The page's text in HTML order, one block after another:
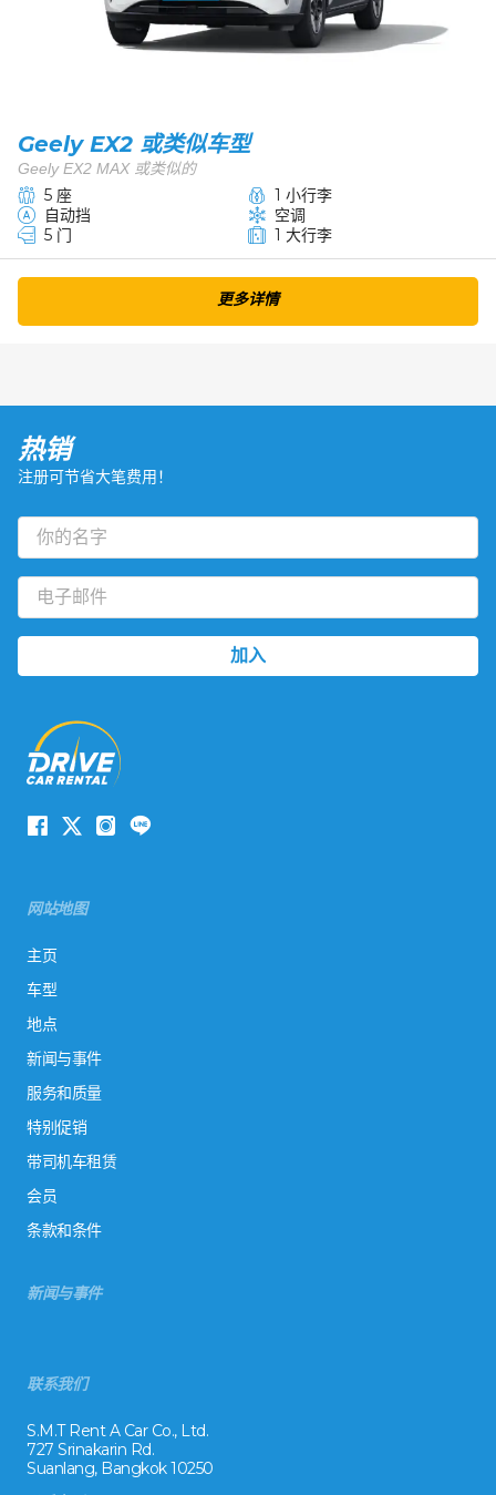
Geely EX2 或类似车型
Geely EX2 MAX 或类似的
5 座
1 小行李
自动挡
空调
5 门
1 大行李
更多详情
热销
注册可节省大笔费用！
网站地图
主页
车型
地点
新闻与事件
服务和质量
特别促销
带司机车租赁
会员
条款和条件
新闻与事件
联系我们
S.M.T Rent A Car Co., Ltd.
727 Srinakarin Rd.
Suanlang, Bangkok 10250